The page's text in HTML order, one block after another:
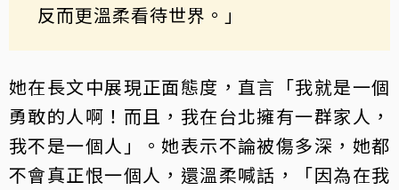
反而更溫柔看待世界。」
她在長文中展現正面態度，直言「我就是一個
勇敢的人啊！而且，我在台北擁有一群家人，
我不是一個人」。她表示不論被傷多深，她都
不會真正恨一個人，還溫柔喊話，「因為在我